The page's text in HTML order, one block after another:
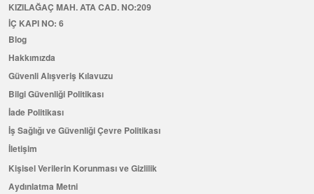
KIZILAĞAÇ MAH. ATA CAD. NO:209
İÇ KAPI NO: 6
Blog
Hakkımızda
Güvenli Alışveriş Kılavuzu
Bilgi Güvenliği Politikası
İade Politikası
İş Sağlığı ve Güvenliği Çevre Politikası
İletişim
Kişisel Verilerin Korunması ve Gizlilik
Aydınlatma Metni